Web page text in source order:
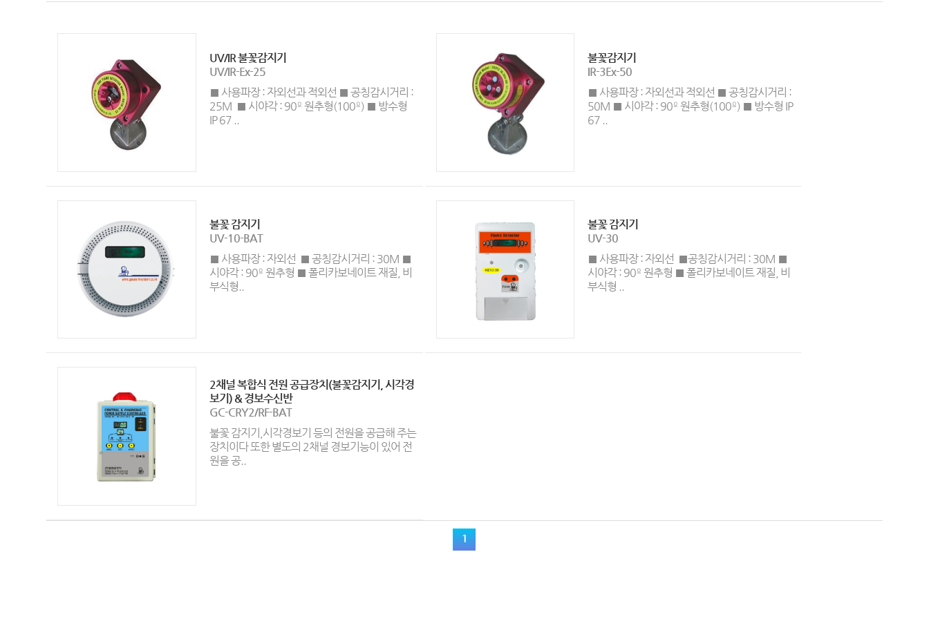
UV/IR 불꽃감지기
UV/IR-Ex-25
■ 사용파장 : 자외선과 적외선 ■ 공칭감시거리 :
25M ■ 시야각 : 90º 원추형(100º) ■ 방수형
IP 67 ..
불꽃감지기
IR-3Ex-50
■ 사용파장 : 자외선과 적외선 ■ 공칭감시거리 :
50M ■ 시야각 : 90º 원추형(100º) ■ 방수형 IP
67 ..
불꽃 감지기
UV-10-BAT
■ 사용파장 : 자외선 ■ 공칭감시거리 : 30M ■
시야각 : 90º 원추형 ■ 폴리카보네이트 재질, 비
부식형..
불꽃 감지기
UV-30
■ 사용파장 : 자외선 ■공칭감시거리 : 30M ■
시야각 : 90º 원추형 ■ 폴리카보네이트 재질, 비
부식형 ..
2채널 복합식 전원 공급장치(불꽃감지기, 시각경
보기) & 경보수신반
GC-CRY2/RF-BAT
불꽃 감지기,시각경보기 등의 전원을 공급해 주는
장치이다 또한 별도의 2채널 경보기능이 있어 전
원을 공..
1